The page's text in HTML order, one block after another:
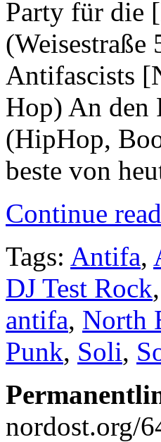
Party für die
Antifascists
Hop) An den
(HipHop,
beste von
Continue
Tags: Antifa,
DJ Test Rock,
antifa, North
Punk, Soli,
nordost.org/